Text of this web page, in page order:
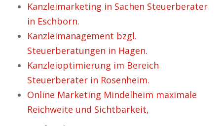
Kanzleimarketing in Sachen Steuerberater
in Eschborn.
Kanzleimanagement bzgl.
Steuerberatungen in Hagen.
Kanzleioptimierung im Bereich
Steuerberater in Rosenheim.
Online Marketing Mindelheim maximale
Reichweite und Sichtbarkeit,